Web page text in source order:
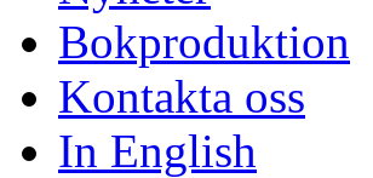
Bokproduktion
Kontakta oss
In English